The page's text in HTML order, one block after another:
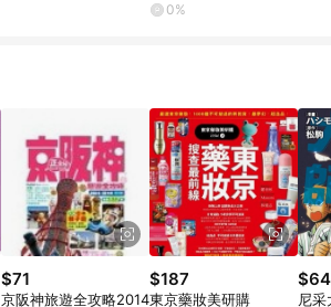
0%
$71
京阪神旅遊全攻略2014
$187
東京藥妝美研購
$64
尼